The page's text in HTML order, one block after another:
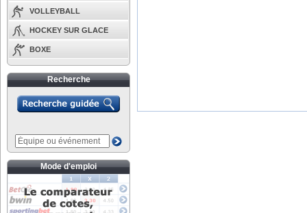
VOLLEYBALL
HOCKEY SUR GLACE
BOXE
Recherche
Mode d'emploi